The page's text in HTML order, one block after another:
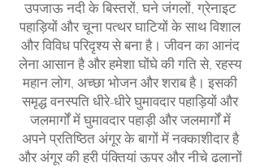
उपजाऊ नदी के बिस्तरों, घने जंगलों, ग्रेनाइट
पहाड़ियों और चूना पत्थर घाटियों के साथ विशाल
और विविध परिदृश्य से बना है। जीवन का आनंद
लेना आसान है और हमेशा घोंघे की गति से, रहस्य
महान लोग, अच्छा भोजन और शराब है। इसकी
समृद्ध वनस्पति धीरे-धीरे घुमावदार पहाड़ियों और
जलमार्गों में घुमावदार पहाड़ी और जलमार्गों में
अपने प्रतिष्ठित अंगूर के बागों में नक्काशीदार है
और अंगूर की हरी पंक्तियां ऊपर और नीचे ढलानों